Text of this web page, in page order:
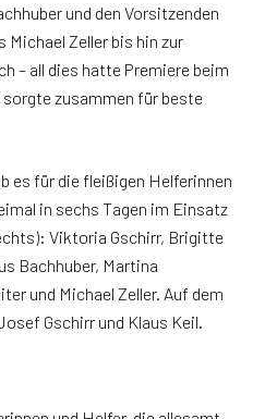
und den Vorsitzenden
Zeller bis hin zur
– all dies hatte Premiere beim
zusammen für beste